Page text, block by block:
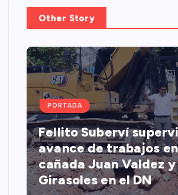
Other Story
PORTADA
Fellito Suberví
avance de trabajos en
cañada Juan Valdez y
Girasoles en el DN